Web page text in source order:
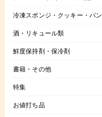
冷凍スポンジ・クッキー・パン
酒・リキュール類
鮮度保持剤・保冷剤
書籍・その他
特集
お値打ち品